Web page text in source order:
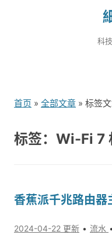
科
首页 » 全部文章 » 标签
标签：Wi-Fi 7
香蕉派千兆路由
2024-04-22 更新 流水